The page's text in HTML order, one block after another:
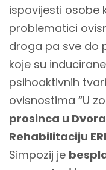
ispovijesti osobe
problematici
droga pa sve do
koje su
psihoaktivnih
ovisnostima “U
prosinca u
Rehabilitaciju
Simpozij je